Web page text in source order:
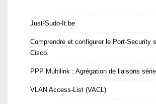
Just-Sudo-It.be
Comprendre et configurer le Port-Security
Cisco.
PPP Multilink : Agrégation de liaisons
VLAN Access-List (VACL)